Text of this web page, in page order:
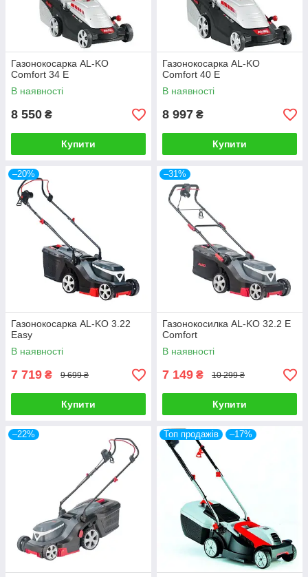
Газонокосарка AL-KO
Comfort 34 E
В наявності
8 550 ₴
Купити
Газонокосарка AL-KO
Comfort 40 E
В наявності
8 997 ₴
Купити
–20%
Газонокосарка AL-KO 3.22
Easy
В наявності
7 719 ₴ 9 699 ₴
Купити
–31%
Газонокосилка AL-KO 32.2 E
Comfort
В наявності
7 149 ₴ 10 299 ₴
Купити
–22% Топ продажів –17%